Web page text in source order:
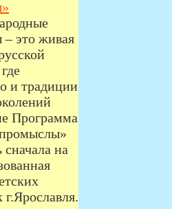
это живая
и традиции
Программа
сначала на
г.Ярославля.